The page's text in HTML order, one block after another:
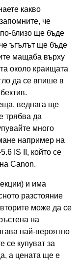
какво
че
близо ще бъде
ъгълът ще бъде
мащаба върху
около краищата
да се впише в
веднага ще
трябва да
много
например на
IS II, който се
Canon.
и има
разстояние
може да се
на
най-вероятно
се купуват за
а цената ще е